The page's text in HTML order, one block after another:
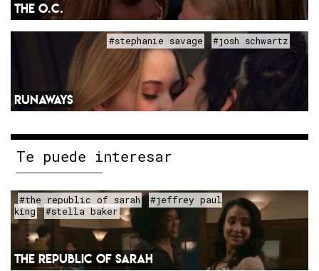
THE O.C.
#stephanie savage #josh schwartz
RUNAWAYS
Te puede interesar
#the republic of sarah
#jeffrey paul
king
#stella baker
THE REPUBLIC OF SARAH